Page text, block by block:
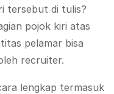
tersebut di tulis?
pojok kiri atas
pelamar bisa
recruiter.
lengkap termasuk